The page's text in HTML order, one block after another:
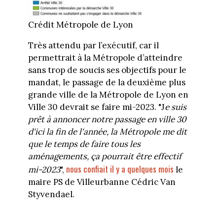
Crédit Métropole de Lyon
Très attendu par l’exécutif, car il
permettrait à la Métropole d’atteindre
sans trop de soucis ses objectifs pour le
mandat, le passage de la deuxième plus
grande ville de la Métropole de Lyon en
Ville 30 devrait se faire mi-2023. "Je suis
prêt à annoncer notre passage en ville 30
d'ici la fin de l'année, la Métropole me dit
que le temps de faire tous les
aménagements, ça pourrait être effectif
mi-2023", nous confiait il y a quelques mois le
maire PS de Villeurbanne Cédric Van
Styvendael.